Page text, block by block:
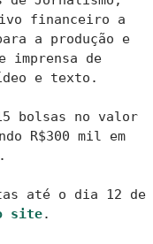
financeiro a
a produção e
imprensa de
e texto.
bolsas no valor
R$300 mil em
até o dia 12 de
site.